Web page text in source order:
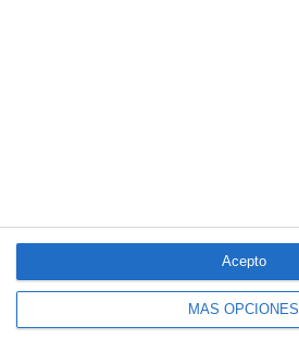
MÁS OPCIONES
Acepto